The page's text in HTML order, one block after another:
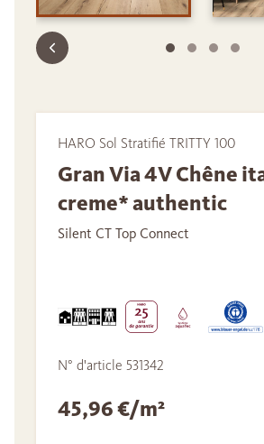
HARO Sol Stratifié TRITTY 100
Gran Via 4V Chêne
creme* authentic
Silent CT Top Connect
N° d'article 531342
45,96 €/m²